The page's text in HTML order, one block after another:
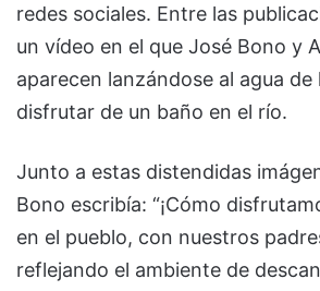
redes sociales. Entre las
un vídeo en el que José Bono y
aparecen lanzándose al agua de
disfrutar de un baño en el río.
Junto a estas distendidas
Bono escribía: “¡Cómo
en el pueblo, con nuestros
reflejando el ambiente de